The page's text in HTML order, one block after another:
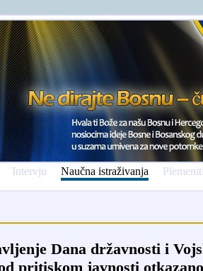
Intervju Naučna istraživanja
Dana državnosti i